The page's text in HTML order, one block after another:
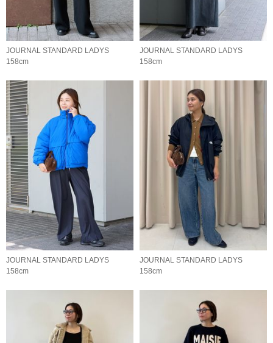
JOURNAL STANDARD LADYS
158cm
JOURNAL STANDARD LADYS
158cm
JOURNAL STANDARD LADYS
158cm
JOURNAL STANDARD LADYS
158cm